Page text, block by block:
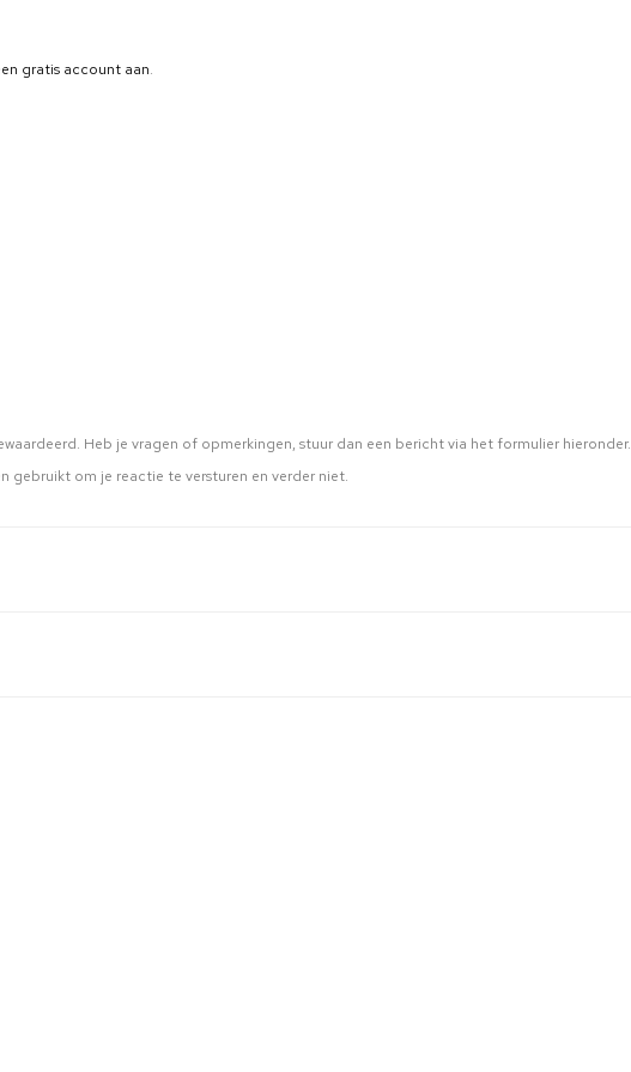
gratis account aan.
Heb je vragen of opmerkingen, stuur dan een bericht via het formulier hieronder.
gebruikt om je reactie te versturen en verder niet.